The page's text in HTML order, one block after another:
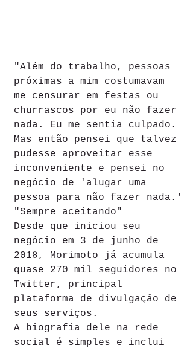
"Além do trabalho, pessoas
próximas a mim costumavam
me censurar em festas ou
churrascos por eu não fazer
nada. Eu me sentia culpado.
Mas então pensei que talvez
pudesse aproveitar esse
inconveniente e pensei no
negócio de 'alugar uma
pessoa para não fazer nada.'
"Sempre aceitando"
Desde que iniciou seu
negócio em 3 de junho de
2018, Morimoto já acumula
quase 270 mil seguidores no
Twitter, principal
plataforma de divulgação de
seus serviços.
A biografia dele na rede
social é simples e inclui